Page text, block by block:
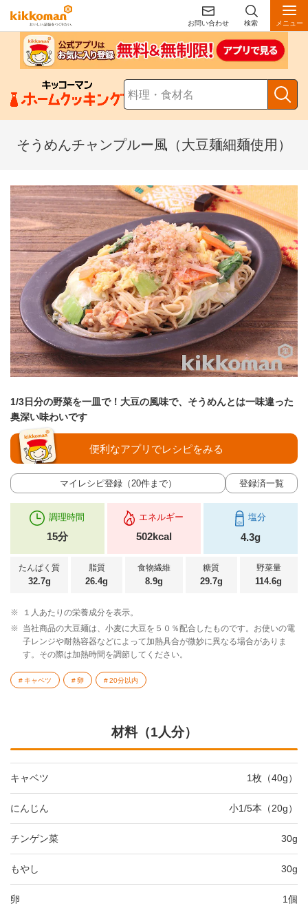
お問い合わせ 検索 メニュー
そうめんチャンプルー風（大豆麺細麺使用）
1/3日分の野菜を一皿で！大豆の風味で、そうめんとは一味違った
奥深い味わいです
マイレシピ登録（20件まで） 登録済一覧
便利なアプリでレシピをみる
調理時間
15分
エネルギー
502kcal
塩分
4.3g
たんぱく質
32.7g
脂質
26.4g
食物繊維
8.9g
糖質
29.7g
野菜量
114.6g
※
１人あたりの栄養成分を表示。
※ 当社商品の大豆麺は、小麦に大豆を５０％配合したものです。お使いの電
子レンジや耐熱容器などによって加熱具合が微妙に異なる場合がありま
す。その際は加熱時間を調節してください。
キャベツ 卵 20分以内
材料（1人分）
キャベツ 1枚（40g）
にんじん 小1/5本（20g）
チンゲン菜 30g
もやし 30g
卵 1個